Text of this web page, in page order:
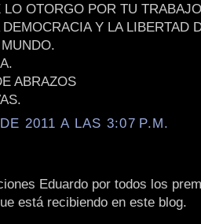
LO OTORGO POR TU
Y LA LIBERTAD
ABRAZOS
2011 A LAS 3:07 P.M.
Eduardo por todos los
está recibiendo en este blog.